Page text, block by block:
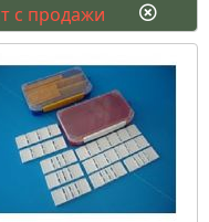
с продажи